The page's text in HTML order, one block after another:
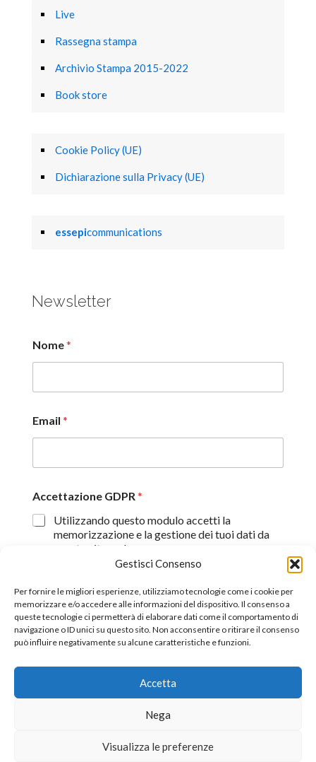
Gestisci Consenso
Per fornire le migliori esperienze, utilizziamo tecnologie come i cookie per
memorizzare e/o accedere alle informazioni del dispositivo. Il consenso a
queste tecnologie ci permetterà di elaborare dati come il comportamento di
navigazione o ID unici su questo sito. Non acconsentire o ritirare il consenso
può influire negativamente su alcune caratteristiche e funzioni.
Accetta
Nega
Visualizza le preferenze
Live
Rassegna stampa
Archivio Stampa 2015-2022
Book store
Cookie Policy (UE)
Dichiarazione sulla Privacy (UE)
essepicommunications
Newsletter
Nome*
Email *
Accettazione GDPR *
Utilizzando questo modulo accetti la
memorizzazione e la gestione dei tuoi dati da
questo sito web.
Proseguendo, dichiaro di aver preso visione
Invia
©2026 All Rights Reserverd.
Nazionale dei Giornalisti tessera n° 170656